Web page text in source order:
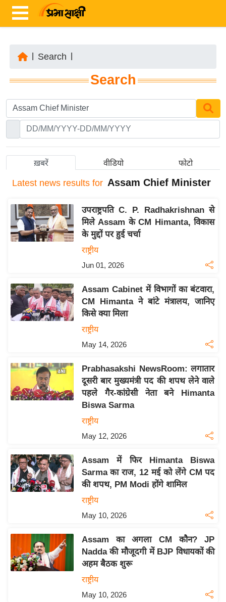
ज़ा
ख
र
ष्ट्री
अं
र्रा
ष्ट्री
य
स
उ
द्यो
ग
त
वि
शे
य
ब
ज
क्रि
के
ट
Search
Search
ख़बरें वीडियो फोटो
Latest news results for Assam Chief Minister
उपराष्ट्रपति C. P. Radhakrishnan से
मिले Assam के CM Himanta, विकास
के मुद्दों पर हुई चर्चा
राष्ट्रीय
Jun 01, 2026
Assam Cabinet में विभागों का बंटवारा,
CM Himanta ने बांटे मंत्रालय, जानिए
किसे क्या मिला
राष्ट्रीय
May 14, 2026
Prabhasakshi NewsRoom: लगातार
दूसरी बार मुख्यमंत्री पद की शपथ लेने वाले
पहले गैर-कांग्रेसी नेता बने Himanta
Biswa Sarma
राष्ट्रीय
May 12, 2026
Assam में फिर Himanta Biswa
Sarma का राज, 12 मई को लेंगे CM पद
की शपथ, PM Modi होंगे शामिल
राष्ट्रीय
May 10, 2026
Assam का अगला CM कौन? JP
Nadda की मौजूदगी में BJP विधायकों की
अहम बैठक शुरू
राष्ट्रीय
May 10, 2026